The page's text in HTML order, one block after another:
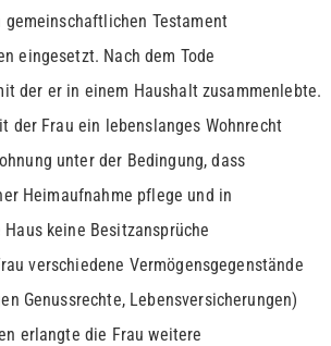
Testament
eingesetzt. Nach dem Tode
der er in einem Haushalt zusammenlebte.
der Frau ein lebenslanges Wohnrecht
unter der Bedingung, dass
Heimaufnahme pflege und in
keine Besitzansprüche
verschiedene Vermögensgegenstände
Genussrechte, Lebensversicherungen)
erlangte die Frau weitere